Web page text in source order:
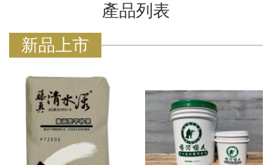
產品列表
新品上市